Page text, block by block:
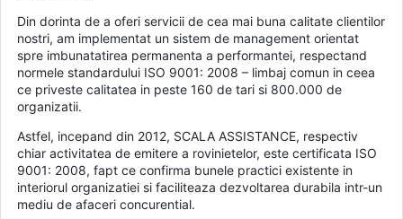
Din dorinta de a oferi servicii de cea mai buna calitate clientilor
nostri, am implementat un sistem de management orientat
spre imbunatatirea permanenta a performantei, respectand
normele standardului ISO 9001: 2008 – limbaj comun in ceea
ce priveste calitatea in peste 160 de tari si 800.000 de
organizatii.
Astfel, incepand din 2012, SCALA ASSISTANCE, respectiv
chiar activitatea de emitere a rovinietelor, este certificata ISO
9001: 2008, fapt ce confirma bunele practici existente in
interiorul organizatiei si faciliteaza dezvoltarea durabila intr-un
mediu de afaceri concurential.